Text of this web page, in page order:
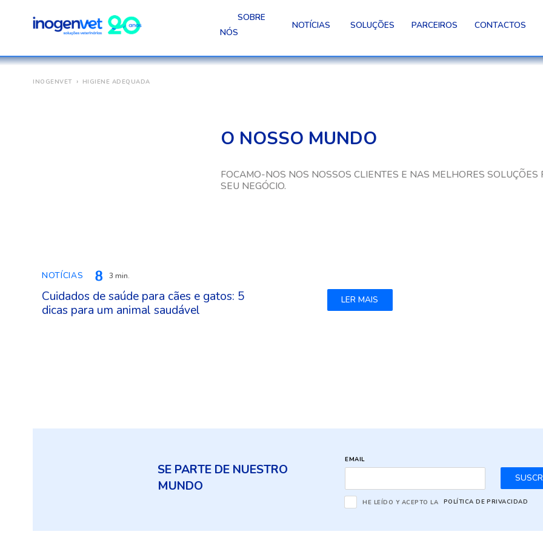
SOBRE
NÓS
NOTÍCIAS SOLUÇÕES PARCEIROS CONTACTOS
INOGENVET HIGIENE ADEQUADA
O NOSSO MUNDO
FOCAMO-NOS NOS NOSSOS CLIENTES E NAS MELHORES SOLUÇÕES
SEU NEGÓCIO.
NOTÍCIAS 3 min.
Cuidados de saúde para cães e gatos: 5
dicas para um animal saudável
LER MAIS
SE PARTE DE NUESTRO
MUNDO
EMAIL
HE LEÍDO Y ACEPTO LA POLÍTICA DE PRIVACIDAD